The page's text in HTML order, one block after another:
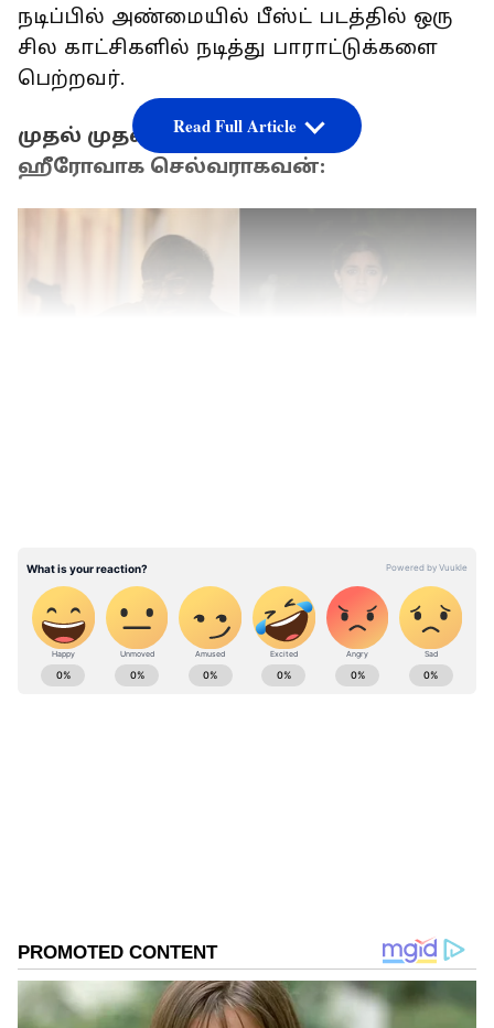
நடிப்பில் அண்மையில் பீஸ்ட் படத்தில் ஒரு
சில காட்சிகளில் நடித்து பாராட்டுக்களை
பெற்றவர்.
முதல் முதலாக
ஹீரோவாக செல்வராகவன்:
Read Full Article
ABOUT THE AUTHOR